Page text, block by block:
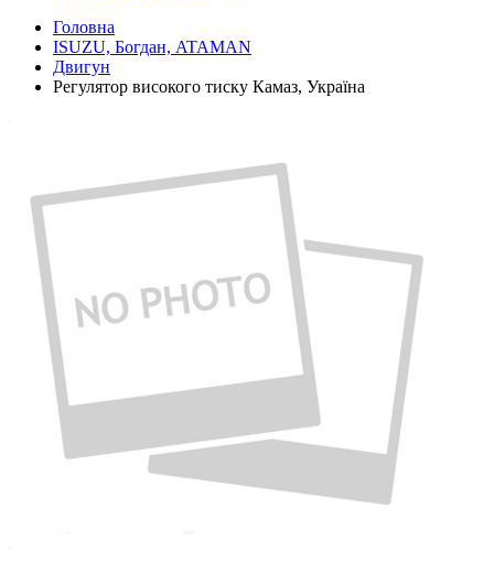
Головна
ISUZU, Богдан, ATAMAN
Двигун
Регулятор високого тиску Камаз, Україна